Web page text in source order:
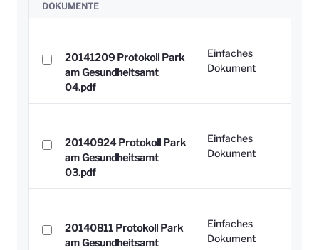
DOKUMENTE
20141209 Protokoll Park
am Gesundheitsamt
04.pdf
Einfaches
Dokument
20140924 Protokoll Park
am Gesundheitsamt
03.pdf
Einfaches
Dokument
20140811 Protokoll Park
am Gesundheitsamt
Einfaches
Dokument